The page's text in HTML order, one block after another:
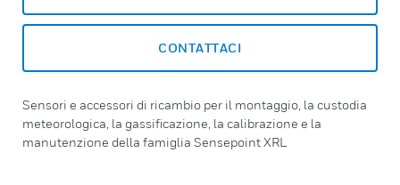
CONTATTACI
Sensori e accessori di ricambio per il montaggio, la custodia
meteorologica, la gassificazione, la calibrazione e la
manutenzione della famiglia Sensepoint XRL